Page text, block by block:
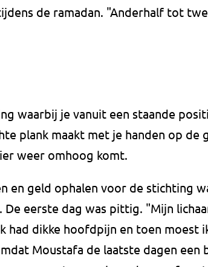
de ramadan. "Anderhalf tot
waarbij je vanuit een staande
plank maakt met je handen op de
weer omhoog komt.
en geld ophalen voor de stichting
eerste dag was pittig. "Mijn
had dikke hoofdpijn en toen moest
Moustafa de laatste dagen een